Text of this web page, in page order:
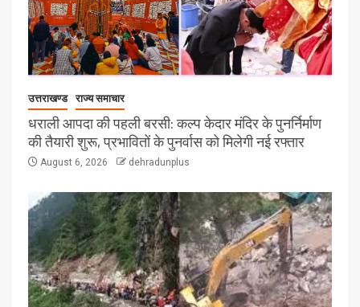
उत्तराखण्ड राज्य समाचार
धराली आपदा की पहली बरसी: कल्प केदार मंदिर के पुनर्निर्माण
की तैयारी शुरू, प्रभावितों के पुनर्वास को मिलेगी नई रफ्तार
August 6, 2026 dehradunplus